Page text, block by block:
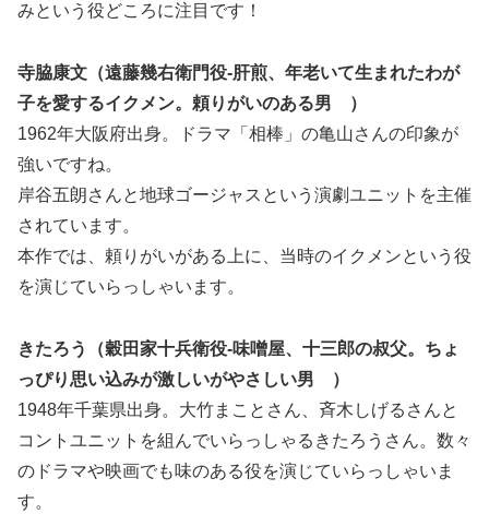
みという役どころに注目です！
寺脇康文（遠藤幾右衛門役-肝煎、年老いて生まれたわが
子を愛するイクメン。頼りがいのある男 ）
1962年大阪府出身。ドラマ「相棒」の亀山さんの印象が
強いですね。
岸谷五朗さんと地球ゴージャスという演劇ユニットを主催
されています。
本作では、頼りがいがある上に、当時のイクメンという役
を演じていらっしゃいます。
きたろう（穀田家十兵衛役-味噌屋、十三郎の叔父。ちょ
っぴり思い込みが激しいがやさしい男 ）
1948年千葉県出身。大竹まことさん、斉木しげるさんと
コントユニットを組んでいらっしゃるきたろうさん。数々
のドラマや映画でも味のある役を演じていらっしゃいま
す。